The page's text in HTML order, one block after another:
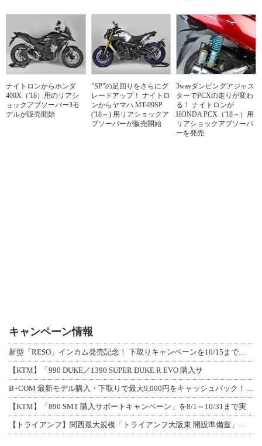
ナイトロンからホンダ
400X（'18）用のリアシ
ョックアブソーバー3モ
デルが販売開始
"SP"の足回りをさらにグ
レードアップ！ ナイトロ
ンからヤマハ MT-09SP
('18～) 用リアショックア
ブソーバーが販売開始
3wayダンピングアジャス
ターでPCXの走りが変わ
る！ ナイトロンが
HONDA PCX（'18～）用
リアショックアブソーバ
ーを発売
キャンペーン情報
新型「RESO」インカム発売記念！ 下取りキャンペーンを10/15まで延長して開
【KTM】「990 DUKE／1390 SUPER DUKE R EVO 購入サ
B+COM 最新モデル購入・下取りで最大9,000円をキャッシュバック！「B+F
【KTM】「890 SMT 購入サポートキャンペーン」を8/1～10/31まで実
【トライアンフ】関西最大規模「トライアンフ大阪東 開設準備室」がオープン！ 限定